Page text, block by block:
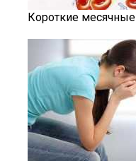
Короткие месячные